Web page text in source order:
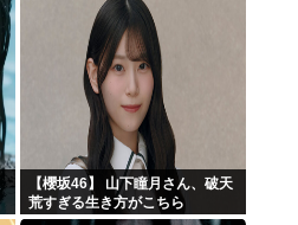
【櫻坂46】 山下瞳月さん、破天
荒すぎる生き方がこちら